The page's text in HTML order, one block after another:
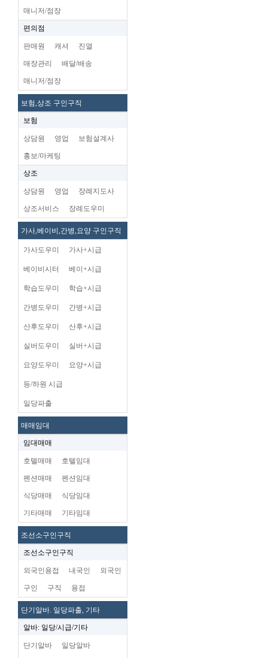
매니저/점장
편의점
판매원 캐셔 진열
매장관리 배달/배송
매니저/점장
보험,상조 구인구직
보험
상담원 영업 보험설계사
홍보/마케팅
상조
상담원 영업 장례지도사
상조서비스 장례도우미
가사,베이비,간병,요양 구인구직
가사도우미 가사+시급
베이비시터 베이+시급
학습도우미 학습+시급
간병도우미 간병+시급
산후도우미 산후+시급
실버도우미 실버+시급
요양도우미 요양+시급
등/하원 시급
일당파출
매매임대
임대매매
호텔매매 호텔임대
펜션매매 펜션임대
식당매매 식당임대
기타매매 기타임대
조선소구인구직
조선소구인구직
외국인용접 내국인 외국인
구인 구직 용접
단기알바. 일당파출, 기타
알바: 일당/시급/기타
단기알바 일당알바